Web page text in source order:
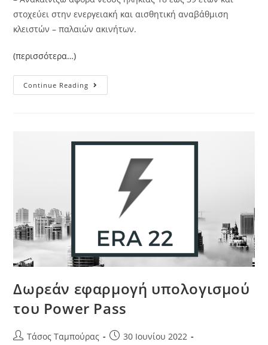
στοχεύει στην ενεργειακή και αισθητική αναβάθμιση
κλειστών – παλαιών ακινήτων.
(περισσότερα…)
Continue Reading
Δωρεάν εφαρμογή υπολογισμού
του Power Pass
Τάσος Ταμπούρας
30 Ιουνίου 2022